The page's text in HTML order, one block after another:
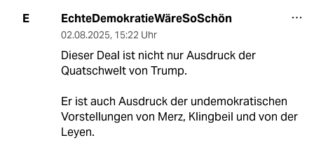
E EchteDemokratieWäreSoSchön
02.08.2025, 15:22 Uhr
Dieser Deal ist nicht nur Ausdruck der
Quatschwelt von Trump.
Er ist auch Ausdruck der undemokratischen
Vorstellungen von Merz, Klingbeil und von der
Leyen.